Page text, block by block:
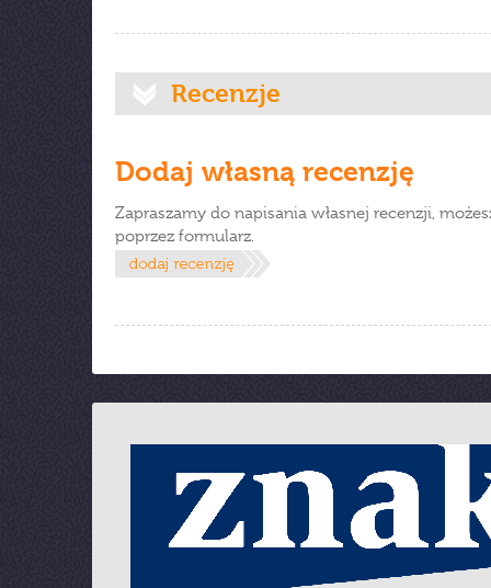
Recenzje
Dodaj własną recenzję
Zapraszamy do napisania własnej recenzji,
poprzez formularz.